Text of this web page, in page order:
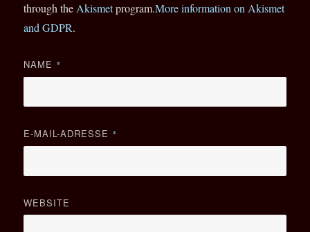
through theAkismetprogram.More information on Akismet
and GDPR.
NAME *
E-MAIL-ADRESSE *
WEBSITE